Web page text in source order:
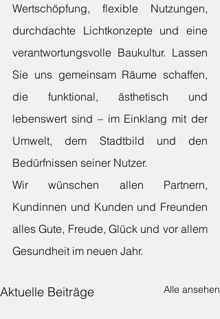
Wertschöpfung, flexible Nutzungen,
durchdachte Lichtkonzepte und eine
verantwortungsvolle Baukultur. Lassen
Sie uns gemeinsam Räume schaffen,
die funktional, ästhetisch und
lebenswert sind – im Einklang mit der
Umwelt, dem Stadtbild und den
Bedürfnissen seiner Nutzer.
Wir wünschen allen Partnern,
Kundinnen und Kunden und Freunden
alles Gute, Freude, Glück und vor allem
Gesundheit im neuen Jahr.
Aktuelle Beiträge Alle ansehen